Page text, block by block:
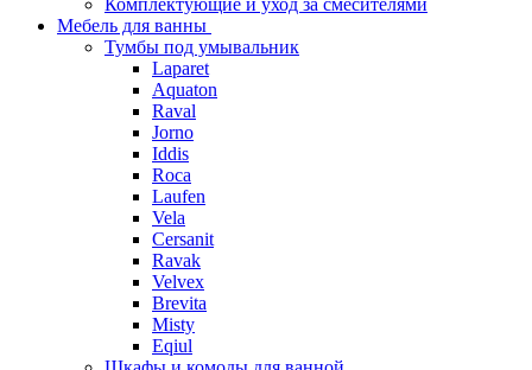
Комплектующие и уход за смесителями
Мебель для ванны
Тумбы под умывальник
Laparet
Aquaton
Raval
Jorno
Iddis
Roca
Laufen
Vela
Cersanit
Ravak
Velvex
Brevita
Misty
Eqiul